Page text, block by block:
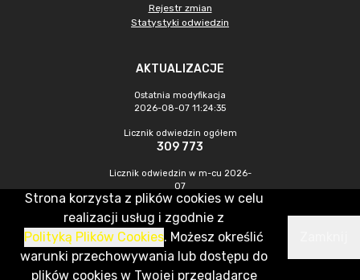
Rejestr zmian
Statystyki odwiedzin
AKTUALIZACJE
Ostatnia modyfikacja
2026-08-07 11:24:35
Licznik odwiedzin ogółem
309 773
Licznik odwiedzin w m-cu 2026-
07
471
CMS & Hosting: Nefeni Sp. z o.o.
Strona korzysta z plików cookies w celu
realizacji usług i zgodnie z
Polityką Plików Cookies. Możesz określić
warunki przechowywania lub dostępu do
plików cookies w Twojej przeglądarce